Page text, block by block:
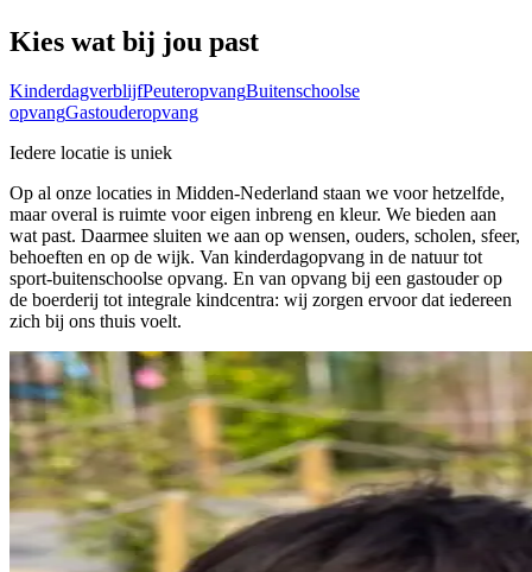
Kies wat bij jou past
KinderdagverblijfPeuteropvangBuitenschoolse
opvangGastouderopvang
Iedere locatie is uniek
Op al onze locaties in Midden-Nederland staan we voor hetzelfde,
maar overal is ruimte voor eigen inbreng en kleur. We bieden aan
wat past. Daarmee sluiten we aan op wensen, ouders, scholen, sfeer,
behoeften en op de wijk. Van kinderdagopvang in de natuur tot
sport-buitenschoolse opvang. En van opvang bij een gastouder op
de boerderij tot integrale kindcentra: wij zorgen ervoor dat iedereen
zich bij ons thuis voelt.